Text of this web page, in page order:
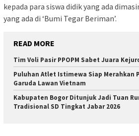
kepada para siswa didik yang ada
yang ada di ‘Bumi Tegar Beriman’.
READ MORE
Tim Voli Pasir PPOPM Sabet Juara
Puluhan Atlet Istimewa Siap Merahkan
Garuda Lawan Vietnam
Kabupaten Bogor Ditunjuk Jadi Tuan
Tradisional SD Tingkat Jabar 2026